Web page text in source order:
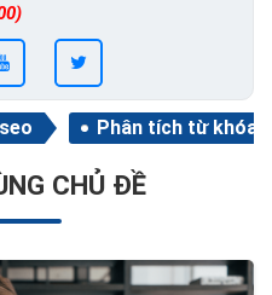
Phân tích từ khóa
CHỦ ĐỀ